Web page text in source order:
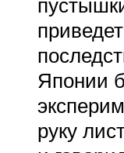
Японии
руку